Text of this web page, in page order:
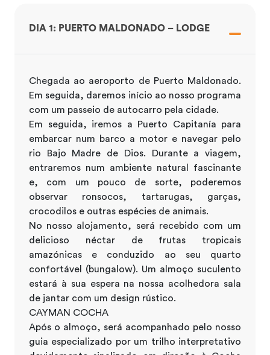
DIA 1: PUERTO MALDONADO – LODGE
Chegada ao aeroporto de Puerto Maldonado.
Em seguida, daremos início ao nosso programa
com um passeio de autocarro pela cidade.
Em seguida, iremos a Puerto Capitanía para
embarcar num barco a motor e navegar pelo
rio Bajo Madre de Dios. Durante a viagem,
entraremos num ambiente natural fascinante
e, com um pouco de sorte, poderemos
observar ronsocos, tartarugas, garças,
crocodilos e outras espécies de animais.
No nosso alojamento, será recebido com um
delicioso néctar de frutas tropicais
amazónicas e conduzido ao seu quarto
confortável (bungalow). Um almoço suculento
estará à sua espera na nossa acolhedora sala
de jantar com um design rústico.
CAYMAN COCHA
Após o almoço, será acompanhado pelo nosso
guia especializado por um trilho interpretativo